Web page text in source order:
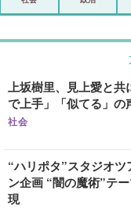
恋愛
リリース
上坂樹里、見上愛と
で上手」「似てる」の
社会
“ハリポタ”スタジオ
ン企画 “闇の魔術”テ
現